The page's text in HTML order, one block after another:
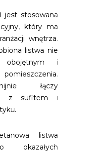
jest stosowana
który ma
wnętrza.
listwa nie
obojętnym i
łączy
z sufitem i
listwa
okazałych